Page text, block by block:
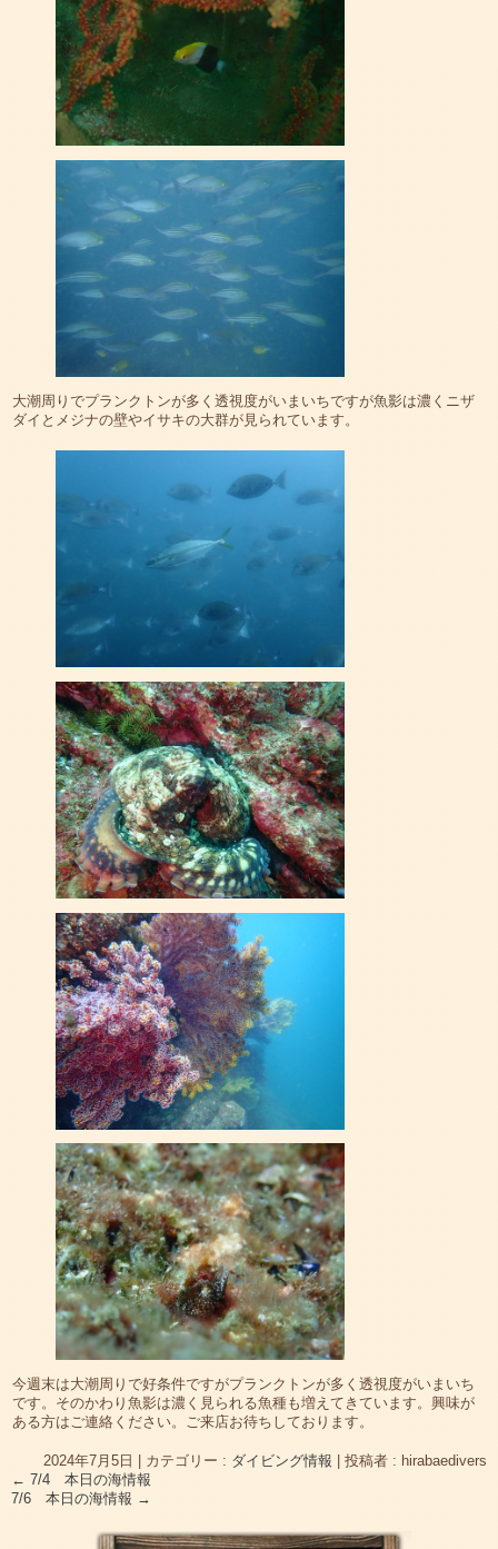
大潮周りでプランクトンが多く透視度がいまいちですが魚影は濃くニザ
ダイとメジナの壁やイサキの大群が見られています。
今週末は大潮周りで好条件ですがプランクトンが多く透視度がいまいち
です。そのかわり魚影は濃く見られる魚種も増えてきています。興味が
ある方はご連絡ください。ご来店お待ちしております。
2024年7月5日 カテゴリー : ダイビング情報
投稿者 : hirabaedivers
← 7/4 本日の海情報
7/6 本日の海情報 →